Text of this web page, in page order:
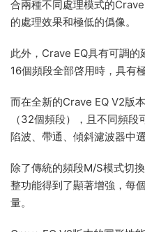
合兩種不同處理模式的
的處理效果和極低的僞像。
此外，Crave EQ具有可調
16個頻段全部啓用時，具有
而在全新的Crave EQ V2版
（32個頻段），且不同頻段
陷波、帶通、傾斜濾波器中
除了傳統的頻段M/S模式切
整功能得到了顯著增強，每
量。